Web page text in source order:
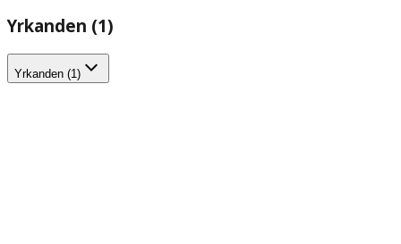
Yrkanden (1)
Yrkanden (1)